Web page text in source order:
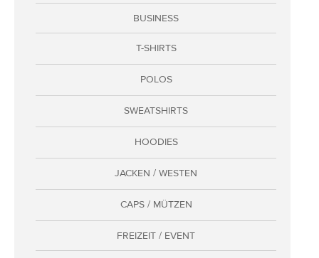
Zahlungsarten
Widerruf erklären
BUSINESS
T-SHIRTS
POLOS
SWEATSHIRTS
HOODIES
JACKEN / WESTEN
CAPS / MÜTZEN
FREIZEIT / EVENT